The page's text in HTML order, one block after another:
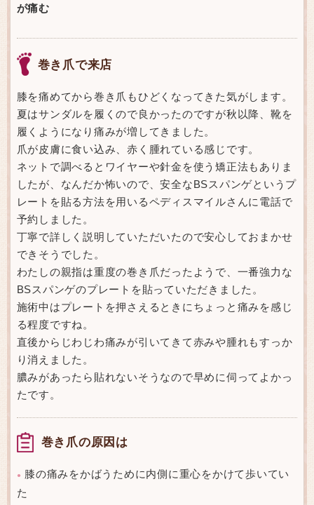
が痛む
巻き爪で来店
膝を痛めてから巻き爪もひどくなってきた気がします。
夏はサンダルを履くので良かったのですが秋以降、靴を
履くようになり痛みが増してきました。
爪が皮膚に食い込み、赤く腫れている感じです。
ネットで調べるとワイヤーや針金を使う矯正法もありま
したが、なんだか怖いので、安全なBSスパンゲというプ
レートを貼る方法を用いるペディスマイルさんに電話で
予約しました。
丁寧で詳しく説明していただいたので安心しておまかせ
できそうでした。
わたしの親指は重度の巻き爪だったようで、一番強力な
BSスパンゲのプレートを貼っていただきました。
施術中はプレートを押さえるときにちょっと痛みを感じ
る程度ですね。
直後からじわじわ痛みが引いてきて赤みや腫れもすっか
り消えました。
膿みがあったら貼れないそうなので早めに伺ってよかっ
たです。
巻き爪の原因は
●
膝の痛みをかばうために内側に重心をかけて歩いてい
た